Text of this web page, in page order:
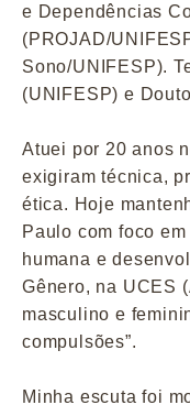
e Dependências
(PROJAD/
Sono/UNIFESP).
(UNIFESP) e
Atuei por 20 anos
exigiram técnica,
ética. Hoje
Paulo com foco
humana e
Gênero, na UCES
masculino e
compulsões”.
Minha escuta foi